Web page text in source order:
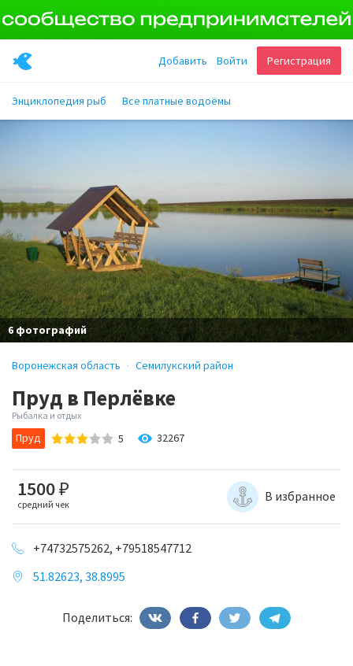
Регистрация
Войти
Добавить
Энциклопедия рыб Все платные водоёмы
6 фотографий
Воронежская область Семилукский район
Пруд в Перлёвке
Рыбалка и отдых
Пруд 5 32267
1500₽
средний чек
В избранное
+74732575262, +79518547712
51.82623, 38.8995
Поделиться: